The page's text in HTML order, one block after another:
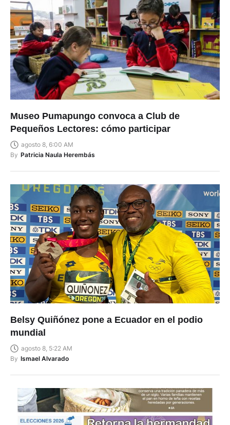
Museo Pumapungo convoca a Club de
Pequeños Lectores: cómo participar
agosto 8, 6:00 AM
By Patricia Naula Herembás
Belsy Quiñónez pone a Ecuador en el podio
mundial
agosto 8, 5:22 AM
By Ismael Alvarado